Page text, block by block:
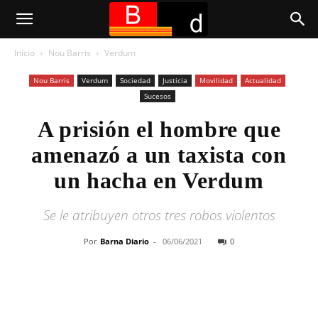
Inicio Nou Barris Verdum
Nou Barris Verdum Sociedad Justicia Movilidad
Actualidad
Sucesos
A prisión el hombre que
amenazó a un taxista con
un hacha en Verdum
Se le atribuyen otros tres robos violentos
Por Barna Diario - 06/06/2021 0